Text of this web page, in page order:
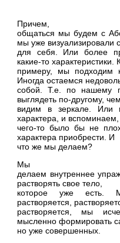
Причем,
общаться мы будем с
мы уже визуализировали
для себя. Или более
какие-то характеристики.
примеру, мы подходим
Иногда остаемся
собой. Т.е. по нашему
выглядеть по-другому,
видим в зеркале. Или
характера, и вспоминаем,
чего-то было бы не
характера приобрести. И
что же мы делаем?
Мы
делаем внутреннее
растворять свое тело,
которое уже есть.
растворяется,
растворяется, мы
мысленно формировать
но уже совершенных.